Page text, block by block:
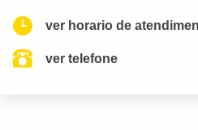
ver horario de
ver telefone